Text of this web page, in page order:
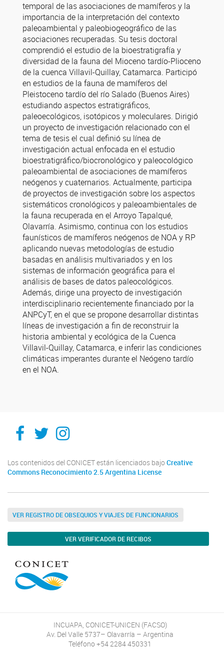
temporal de las asociaciones de mamíferos y la
importancia de la interpretación del contexto
paleoambiental y paleobiogeográfico de las
asociaciones recuperadas. Su tesis doctoral
comprendió el estudio de la bioestratigrafía y
diversidad de la fauna del Mioceno tardío-Plioceno
de la cuenca Villavil-Quillay, Catamarca. Participó
en estudios de la fauna de mamíferos del
Pleistoceno tardío del río Salado (Buenos Aires)
estudiando aspectos estratigráficos,
paleoecológicos, isotópicos y moleculares. Dirigió
un proyecto de investigación relacionado con el
tema de tesis el cual definió su línea de
investigación actual enfocada en el estudio
bioestratigráfico/biocronológico y paleocológico
paleoambiental de asociaciones de mamíferos
neógenos y cuaternarios. Actualmente, participa
de proyectos de investigación sobre los aspectos
sistemáticos cronológicos y paleoambientales de
la fauna recuperada en el Arroyo Tapalqué,
Olavarría. Asimismo, continua con los estudios
faunísticos de mamíferos neógenos de NOA y RP
aplicando nuevas metodologías de estudio
basadas en análisis multivariados y en los
sistemas de información geográfica para el
análisis de bases de datos paleocológicos.
Además, dirige una proyecto de investigación
interdisciplinario recientemente financiado por la
ANPCyT, en el que se propone desarrollar distintas
líneas de investigación a fin de reconstruir la
historia ambiental y ecológica de la Cuenca
Villavil-Quillay, Catamarca, e inferir las condiciones
climáticas imperantes durante el Neógeno tardío
en el NOA.
Facebook
TwitterInstagram
Los contenidos del CONICET están licenciados bajo Creative
Commons Reconocimiento 2.5 Argentina License
VER REGISTRO DE OBSEQUIOS Y VIAJES DE FUNCIONARIOS
VER VERIFICADOR DE RECIBOS
INCUAPA, CONICET-UNICEN (FACSO)
Av. Del Valle 5737– Olavarría – Argentina
Teléfono +54 2284 450331